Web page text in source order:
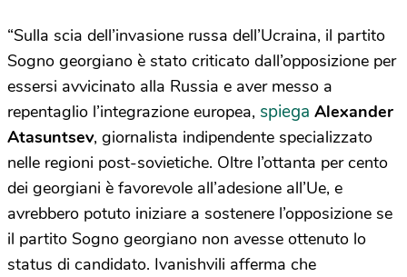
“Sulla scia dell’invasione russa dell’Ucraina, il partito
Sogno georgiano è stato criticato dall’opposizione per
essersi avvicinato alla Russia e aver messo a
repentaglio l’integrazione europea, spiega Alexander
Atasuntsev, giornalista indipendente specializzato
nelle regioni post-sovietiche. Oltre l’ottanta per cento
dei georgiani è favorevole all’adesione all’Ue, e
avrebbero potuto iniziare a sostenere l’opposizione se
il partito Sogno georgiano non avesse ottenuto lo
status di candidato. Ivanishvili afferma che